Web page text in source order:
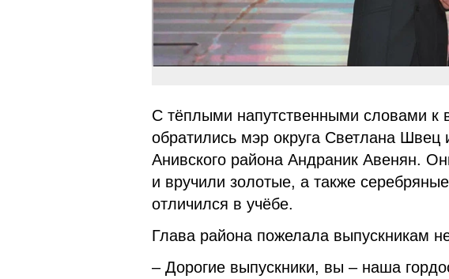
С тёплыми напутственными словами к
обратились мэр округа Светлана Швец
Анивского района Андраник Авенян.
и вручили золотые, а также
отличился в учёбе.
Глава района пожелала выпускникам
– Дорогие выпускники, вы – наша